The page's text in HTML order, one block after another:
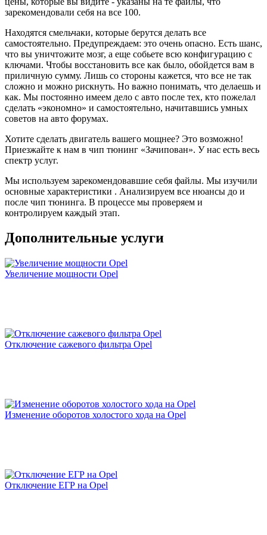
оборотов- что для меня было невероятно приятно (не
хватало явно тяги)
Во вторых появился прилив сил на всех передачах (у
меня МКПП), особенно на 5 если едешь 80-100,
машина всеравно подхватывает и вытягивает.
Да, на мой мотор k4m 7 бешеных пони плюсом- это
смех (вроде бы), но они очень нужны (особенно при
обгонах на трассе с однополосным движением.
Подитожу: машина стала другой, для меня более
риятной и адекватной, пропали затупы, появился
запас.
Буду делать на следующей машине- однозначно ДА!
Поеду к Жене, 99% ДА (почему 99%- ну вдруг
электричку куплю, тогда этот 1% на пиво с Жекой
спустим)
Я очень доволен, жене большая человеческая
СПАСИБА!
P.s. И да, по денежке- все как договаривались, так и
вышло. Человек слова!
Заезжала сюда за чипом Солярис 1.6 автомат. Мастер
ушла вибрация. Дали подарочный сертификат на
1000 рублей. Рекомендую.
Рейтинг отзыва:5
доступными. Теперь я наслаждаюсь комфортным и
динамичным вождением, благодаря "Зачипован"!
зарекомендовали себя на все 100.
Находятся смельчаки, которые берутся делать все
самостоятельно. Предупреждаем: это очень опасно. Есть шанс,
что вы уничтожите мозг, а еще собьете всю конфигурацию с
ключами. Чтобы восстановить все как было, обойдется вам в
приличную сумму. Лишь со стороны кажется, что все не так
сложно и можно рискнуть. Но важно понимать, что делаешь и
как. Мы постоянно имеем дело с авто после тех, кто пожелал
сделать «экономно» и самостоятельно, начитавшись умных
советов на авто форумах.
Хотите сделать двигатель вашего мощнее? Это возможно!
Приезжайте к нам в чип тюнинг «Зачипован». У нас есть весь
спектр услуг.
Мы используем зарекомендовавшие себя файлы. Мы изучили
основные характеристики . Анализируем все нюансы до и
после чип тюнинга. В процессе мы проверяем и
контролируем каждый этап.
Дополнительные услуги
Увеличение мощности Opel
Отключение сажевого фильтра Opel
Изменение оборотов холостого хода на Opel
Отключение ЕГР на Opel